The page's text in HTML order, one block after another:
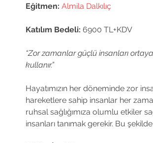
Eğitmen: Almila Dalkılıç
Katılım Bedeli: 6900 TL+KDV
“Zor zamanlar güçlü insanları ortaya
kullanır.”
Hayatımızın her döneminde zor
hareketlere sahip insanlar her
ruhsal sağlığımıza olumlu etkiler
insanları tanımak gerekir. Bu